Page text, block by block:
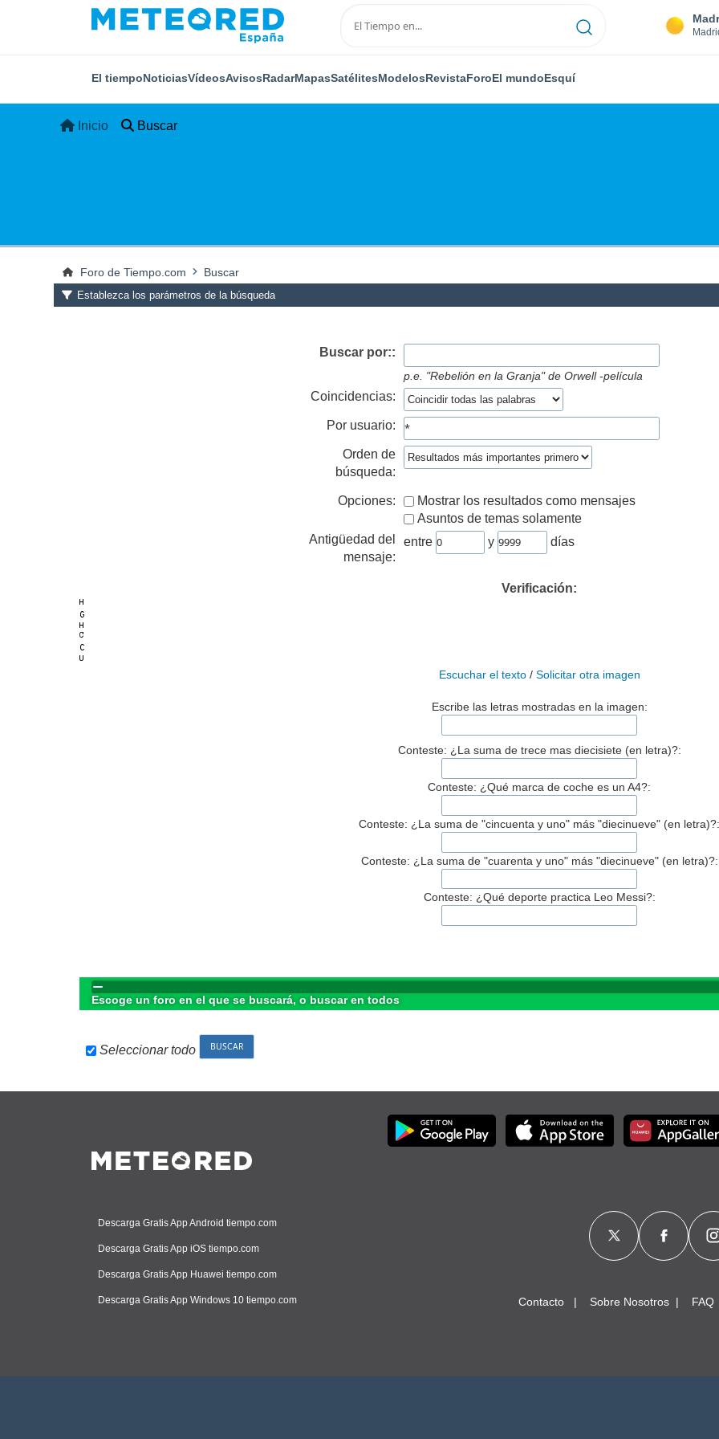
El tiempoNoticiasVídeosAvisosRadarMapasSatélitesModelosRevistaForoEl mundoEsquí
Inicio Buscar
Foro de Tiempo.com Buscar
Establezca los parámetros de la búsqueda
Buscar por::
p.e. "Rebelión en la Granja" de Orwell -película
Coincidencias:
Por usuario:
Orden de
búsqueda:
Opciones:
Mostrar los resultados como mensajes
Asuntos de temas solamente
Antigüedad del
mensaje:
entre y días
Verificación:
Escuchar el texto/ Solicitar otra imagen
Escribe las letras mostradas en la imagen:
Conteste: ¿La suma de trece mas diecisiete (en letra)?:
Conteste: ¿Qué marca de coche es un A4?:
Conteste: ¿La suma de "cincuenta y uno" más "diecinueve" (en letra)?:
Conteste: ¿La suma de "cuarenta y uno" más "diecinueve" (en letra)?:
Conteste: ¿Qué deporte practica Leo Messi?:
Escoge un foro en el que se buscará, o buscar en todos
Seleccionar todo
Descarga Gratis App Android tiempo.com
Descarga Gratis App iOS tiempo.com
Descarga Gratis App Huawei tiempo.com
Descarga Gratis App Windows 10 tiempo.com Contacto Sobre Nosotros FAQ